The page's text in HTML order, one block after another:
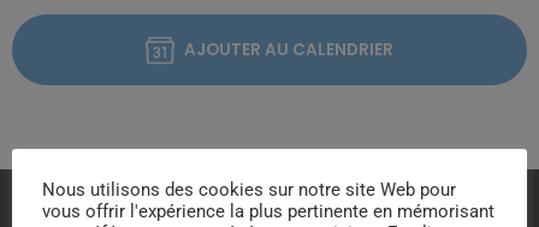
AJOUTER AU CALENDRIER
Nous utilisons des cookies sur notre site Web pour
vous offrir l'expérience la plus pertinente en mémorisant